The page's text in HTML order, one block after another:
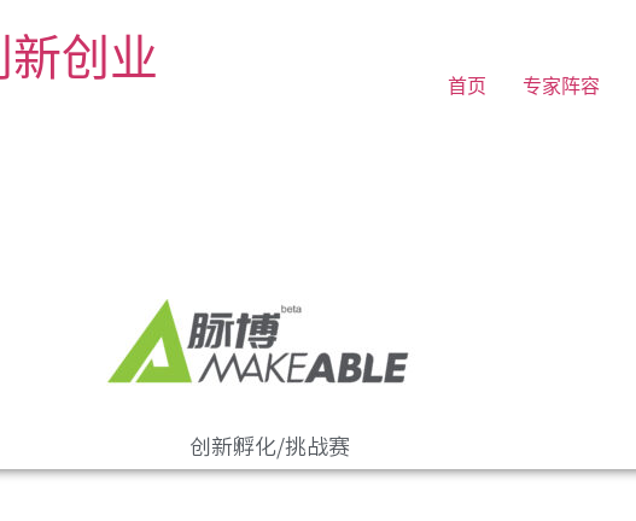
创业 首页 专家阵容
创新孵化/挑战赛